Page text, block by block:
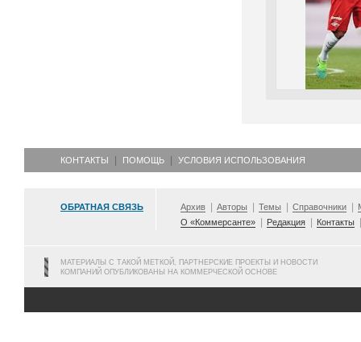
КОНТАКТЫ ПОМОЩЬ УСЛОВИЯ ИСПОЛЬЗОВАНИЯ
ОБРАТНАЯ СВЯЗЬ Архив Авторы Темы Справочники
О «Коммерсанте»
Редакция Контакты
МАТЕРИАЛЫ С ТАКОЙ МЕТКОЙ, ПАРТНЕРСКИЕ ПРОЕКТЫ И НОВОСТИ
КОМПАНИЙ ОПУБЛИКОВАНЫ НА КОММЕРЧЕСКОЙ ОСНОВЕ